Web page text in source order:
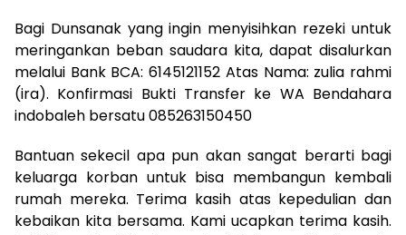
Bagi Dunsanak yang ingin menyisihkan rezeki untuk
meringankan beban saudara kita, dapat disalurkan
melalui Bank BCA: 6145121152 Atas Nama: zulia rahmi
(ira). Konfirmasi Bukti Transfer ke WA Bendahara
indobaleh bersatu 085263150450
Bantuan sekecil apa pun akan sangat berarti bagi
keluarga korban untuk bisa membangun kembali
rumah mereka. Terima kasih atas kepedulian dan
kebaikan kita bersama. Kami ucapkan terima kasih.